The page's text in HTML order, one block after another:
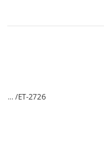
... /ET-2726